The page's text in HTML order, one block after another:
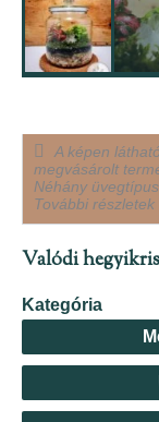
A képen
megvásárolt
Néhány
További részletek
Valódi
Kategória